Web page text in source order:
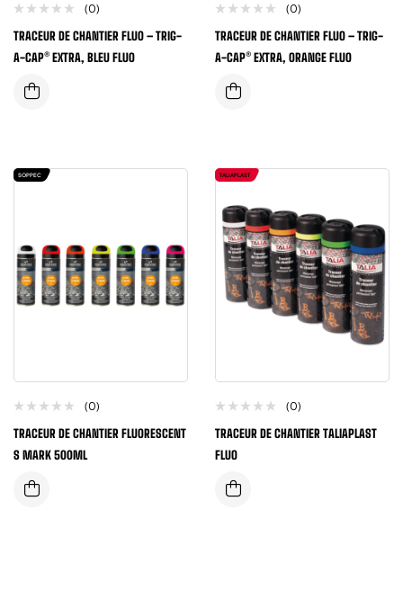
(0)
TRACEUR DE CHANTIER FLUO – TRIG-
A-CAP® EXTRA, BLEU FLUO
(0)
TRACEUR DE CHANTIER FLUO – TRIG-
A-CAP® EXTRA, ORANGE FLUO
SOPPEC
(0)
TRACEUR DE CHANTIER FLUORESCENT
S MARK 500ML
TALIAPLAST
(0)
TRACEUR DE CHANTIER TALIAPLAST
FLUO